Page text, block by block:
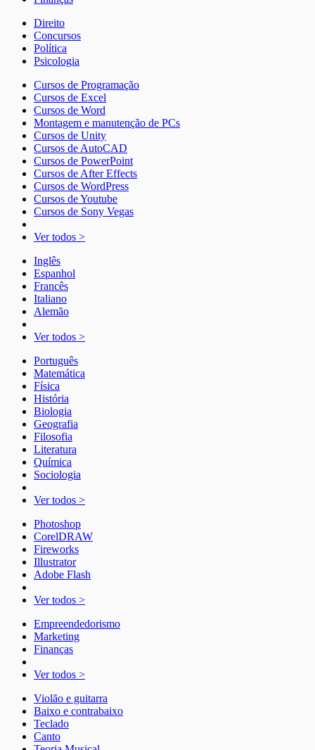
Direito
Concursos
Política
Psicologia
Cursos de Programação
Cursos de Excel
Cursos de Word
Montagem e manutenção de PCs
Cursos de Unity
Cursos de AutoCAD
Cursos de PowerPoint
Cursos de After Effects
Cursos de WordPress
Cursos de Youtube
Cursos de Sony Vegas
Ver todos >
Inglês
Espanhol
Francês
Italiano
Alemão
Ver todos >
Português
Matemática
Física
História
Biologia
Geografia
Filosofia
Literatura
Química
Sociologia
Ver todos >
Photoshop
CorelDRAW
Fireworks
Illustrator
Adobe Flash
Ver todos >
Empreendedorismo
Marketing
Finanças
Ver todos >
Violão e guitarra
Baixo e contrabaixo
Teclado
Canto